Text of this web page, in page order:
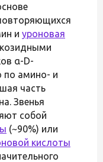
и уроновая
α-D-
по амино- и
часть
Звенья
собой
(~90%) или
кислоты